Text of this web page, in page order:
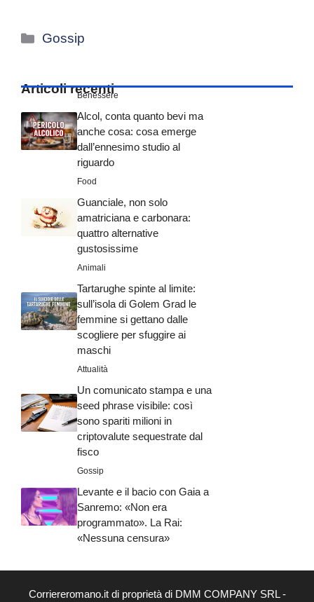
Categorie
Gossip
Articoli recenti
Benessere
Alcol, conta quanto bevi ma
anche cosa: cosa emerge
dall’ennesimo studio al
riguardo
Food
Guanciale, non solo
amatriciana e carbonara:
quattro alternative
gustosissime
Animali
Tartarughe spinte al limite:
sull’isola di Golem Grad le
femmine si gettano dalle
scogliere per sfuggire ai
maschi
Attualità
Un comunicato stampa e una
seed phrase visibile: così
sono spariti milioni in
criptovalute sequestrate dal
fisco
Gossip
Levante e il bacio con Gaia a
Sanremo: «Non era
programmato». La Rai:
«Nessuna censura»
Corriereromano.it di proprietà di DMM COMPANY SRL -